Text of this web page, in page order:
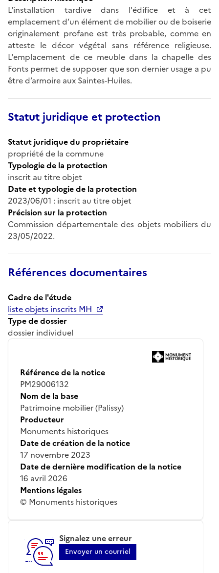
L'installation tardive dans l'édifice et à cet
emplacement d’un élément de mobilier ou de boiserie
originalement profane est très probable, comme en
atteste le décor végétal sans référence religieuse.
L'emplacement de ce meuble dans la chapelle des
Fonts permet de supposer que son dernier usage a pu
être d’armoire aux Saintes-Huiles.
Statut juridique et protection
Statut juridique du propriétaire
propriété de la commune
Typologie de la protection
inscrit au titre objet
Date et typologie de la protection
2023/06/01 : inscrit au titre objet
Précision sur la protection
Commission départementale des objets mobiliers du
23/05/2022.
Références documentaires
Cadre de l'étude
liste objets inscrits MH
Type de dossier
dossier individuel
Référence de la notice
PM29006132
Nom de la base
Patrimoine mobilier (Palissy)
Producteur
Monuments historiques
Date de création de la notice
17 novembre 2023
Date de dernière modification de la notice
16 avril 2026
Mentions légales
© Monuments historiques
Signalez une erreur
Envoyer un courriel